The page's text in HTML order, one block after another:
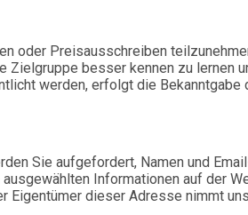
oder Preisausschreiben
besser kennen zu lernen
werden, erfolgt die Bekanntgabe
Sie aufgefordert, Namen und
Informationen auf der
dieser Adresse nimmt